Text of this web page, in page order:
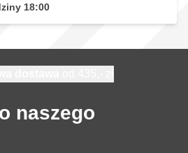
18:00
naszego